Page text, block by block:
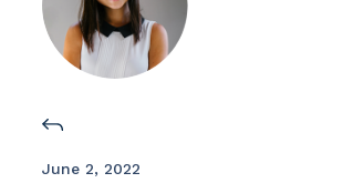
June 2, 2022